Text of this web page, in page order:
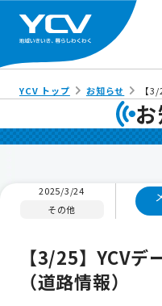
YCV トップ お知らせ 【
2025/3/24
その他
【3/25】YCVデ
（道路情報）